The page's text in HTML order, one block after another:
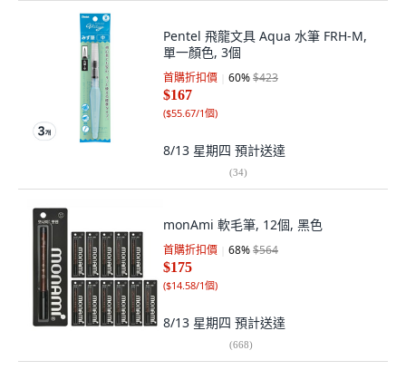
Pentel 飛龍文具 Aqua 水筆 FRH-M,
單一顏色, 3個
首購折扣價 60%$423
$167
($55.67/1個)
8/13 星期四 預計送達
(34)
monAmi 軟毛筆, 12個, 黑色
首購折扣價 68%$564
$175
($14.58/1個)
8/13 星期四 預計送達
(668)